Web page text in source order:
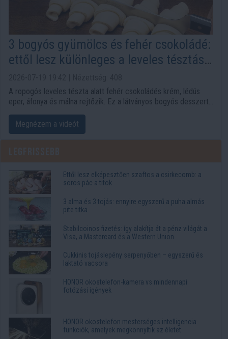
3 bogyós gyümölcs és fehér csokoládé:
ettől lesz különleges a leveles tésztás
A ropogós leveles tészta alatt fehér csokoládés krém, lédús
eper, áfonya és málna rejtőzik. Ez a látványos bogyós desszert
gondolnánk, a házi citromos limonádé pedig friss lezárást ad
mellé.
Megnézem a videót
Ettől lesz elképesztően szaftos a csirkecomb: a
sörös pác a titok
3 alma és 3 tojás: ennyire egyszerű a puha almás
pite titka
Stabilcoinos fizetés: így alakítja át a pénz világát a
Visa, a Mastercard és a Western Union
Cukkinis tojáslepény serpenyőben – egyszerű és
laktató vacsora
HONOR okostelefon-kamera vs mindennapi
fotózási igények
HONOR okostelefon mesterséges intelligencia
funkciók, amelyek megkönnyítik az életet